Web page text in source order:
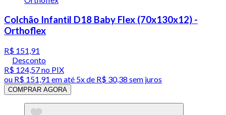
Colchão Infantil D18 Baby Flex (70x130x12) -
Orthoflex
R$ 151,91
Desconto
R$ 124,57no PIX
ou R$ 151,91 em até 5x de R$ 30,38 sem juros
COMPRAR AGORA